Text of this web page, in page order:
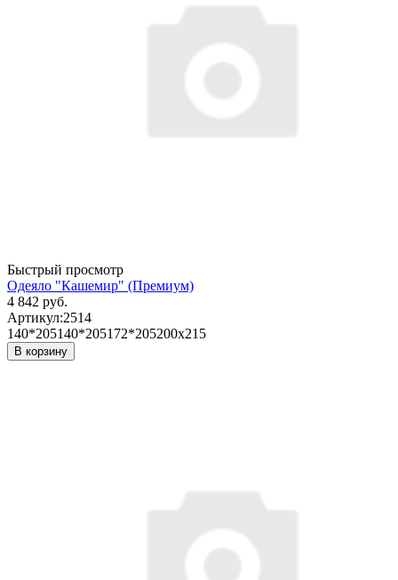
Быстрый просмотр
Одеяло "Кашемир" (Премиум)
4 842 руб.
Артикул:2514
140*205140*205172*205200х215
В корзину